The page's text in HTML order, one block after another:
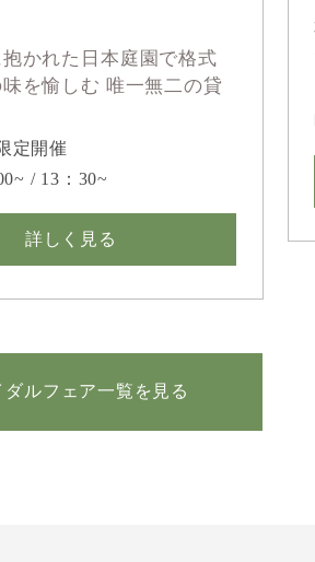
かれた日本庭園で格式
を愉しむ 唯一無二の貸
定開催
/ 13：30~
詳しく見る
ダルフェア一覧を見る